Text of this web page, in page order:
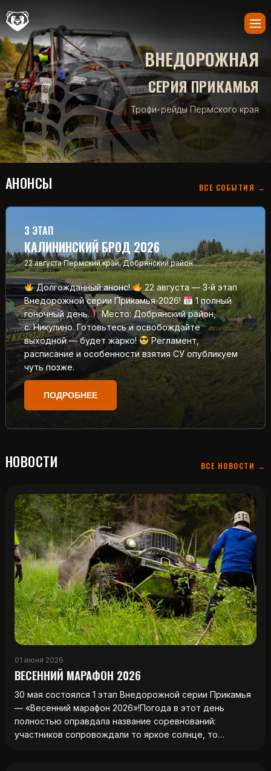
ВНЕДОРОЖНАЯ
СЕРИЯ ПРИКАМЬЯ
Трофи-рейды Пермского края
АНОНСЫ ВСЕ СОБЫТИЯ →
3 ЭТАП
КАЛИНИНСКИЙ БРОД 2026
22 августа Пермский край, Добрянский район
Долгожданный анонс!
22 августа — 3‑й этап
Внедорожной серии Прикамья‑2026!
1 полный
гоночный день.
Место: Добрянский район,
с. Никулино. Готовьтесь и освобождайте
выходной — будет жарко!
Регламент,
расписание и особенности взятия СУ опубликуем
чуть позже.
ПОДРОБНЕЕ
НОВОСТИ ВСЕ НОВОСТИ →
01 июня 2026
ВЕСЕННИЙ МАРАФОН 2026
30 мая состоялся 1 этап Внедорожной серии Прикамья
— «Весенний марафон 2026»!Погода в этот день
полностью оправдала название соревнований:
участников сопровождали то яркое солнце, то…